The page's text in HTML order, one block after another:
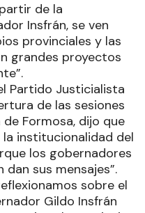
de la
Insfrán, se ven
provinciales y las
grandes proyectos
Partido Justicialista
de las sesiones
Formosa, dijo que
institucionalidad del
los gobernadores
sus mensajes”.
sobre el
Gildo Insfrán